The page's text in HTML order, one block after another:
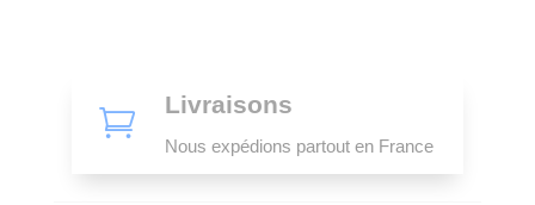

Livraisons
Nous expédions partout en France